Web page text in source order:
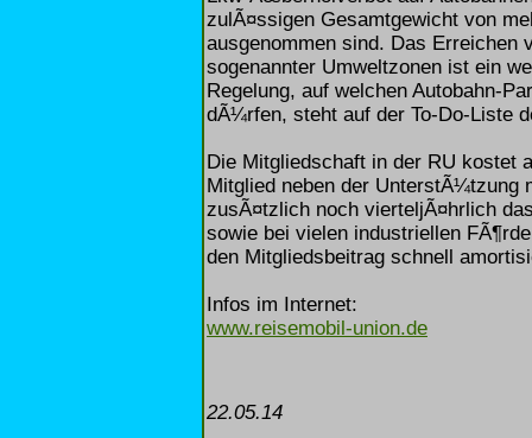
zulÃ¤ssigen Gesamtgewicht von
ausgenommen sind. Das Erreichen
sogenannter Umweltzonen ist ein
Regelung, auf welchen Autobahn-
dÃ¼rfen, steht auf der To-Do-Liste
Die Mitgliedschaft in der RU kostet
Mitglied neben der UnterstÃ¼tzung
zusÃ¤tzlich noch vierteljÃ¤hrlich
sowie bei vielen industriellen
den Mitgliedsbeitrag schnell
Infos im Internet:
www.reisemobil-union.de
22.05.14